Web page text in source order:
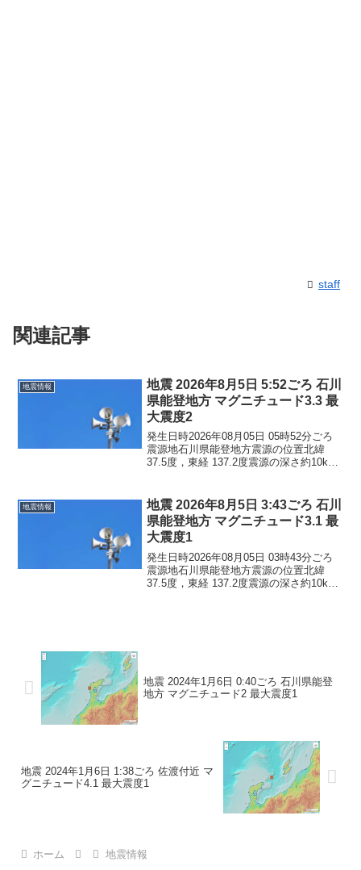
staff
関連記事
地震情報
地震 2026年8月5日 5:52ごろ 石川
県能登地方 マグニチュード3.3 最
大震度2
発生日時2026年08月05日 05時52分ごろ
震源地石川県能登地方震源の位置北緯
37.5度，東経 137.2度震源の深さ約10km
りません。震度2石川県珠洲市...
地震情報
地震 2026年8月5日 3:43ごろ 石川
県能登地方 マグニチュード3.1 最
大震度1
発生日時2026年08月05日 03時43分ごろ
震源地石川県能登地方震源の位置北緯
37.5度，東経 137.2度震源の深さ約10km
地震 2024年1月6日 0:40ごろ 石川県能登
地方 マグニチュード2 最大震度1
地震 2024年1月6日 1:38ごろ 佐渡付近 マ
グニチュード4.1 最大震度1
ホーム 地震情報